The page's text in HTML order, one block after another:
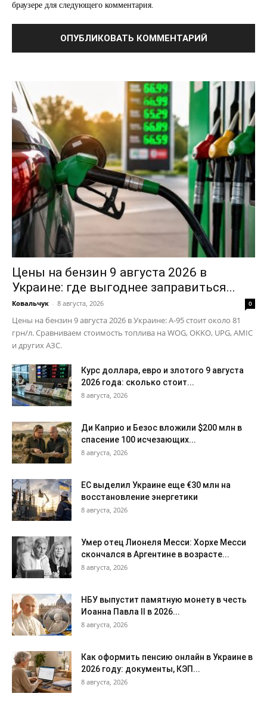
браузере для следующего комментария.
Цены на бензин 9 августа 2026 в
Украине: где выгоднее заправиться...
Ковальчук - 8 августа, 2026 0
Цены на бензин 9 августа 2026 в Украине: А-95 стоит около 81
грн/л. Сравниваем стоимость топлива на WOG, OKKO, UPG, AMIC
и других АЗС.
Курс доллара, евро и злотого 9 августа
2026 года: сколько стоит...
8 августа, 2026
Ди Каприо и Безос вложили $200 млн в
спасение 100 исчезающих...
8 августа, 2026
ЕС выделил Украине еще €30 млн на
восстановление энергетики
8 августа, 2026
Умер отец Лионеля Месси: Хорхе Месси
скончался в Аргентине в возрасте...
8 августа, 2026
НБУ выпустит памятную монету в честь
Иоанна Павла II в 2026...
8 августа, 2026
Как оформить пенсию онлайн в Украине в
2026 году: документы, КЭП...
8 августа, 2026